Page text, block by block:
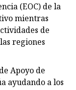
(EOC) de la
mientras
de
regiones
Apoyo de
ayudando a los